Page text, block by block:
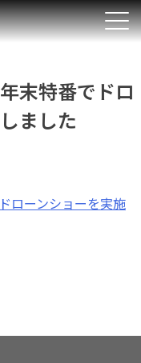
末特番でドロ
ました
ローンショーを実施